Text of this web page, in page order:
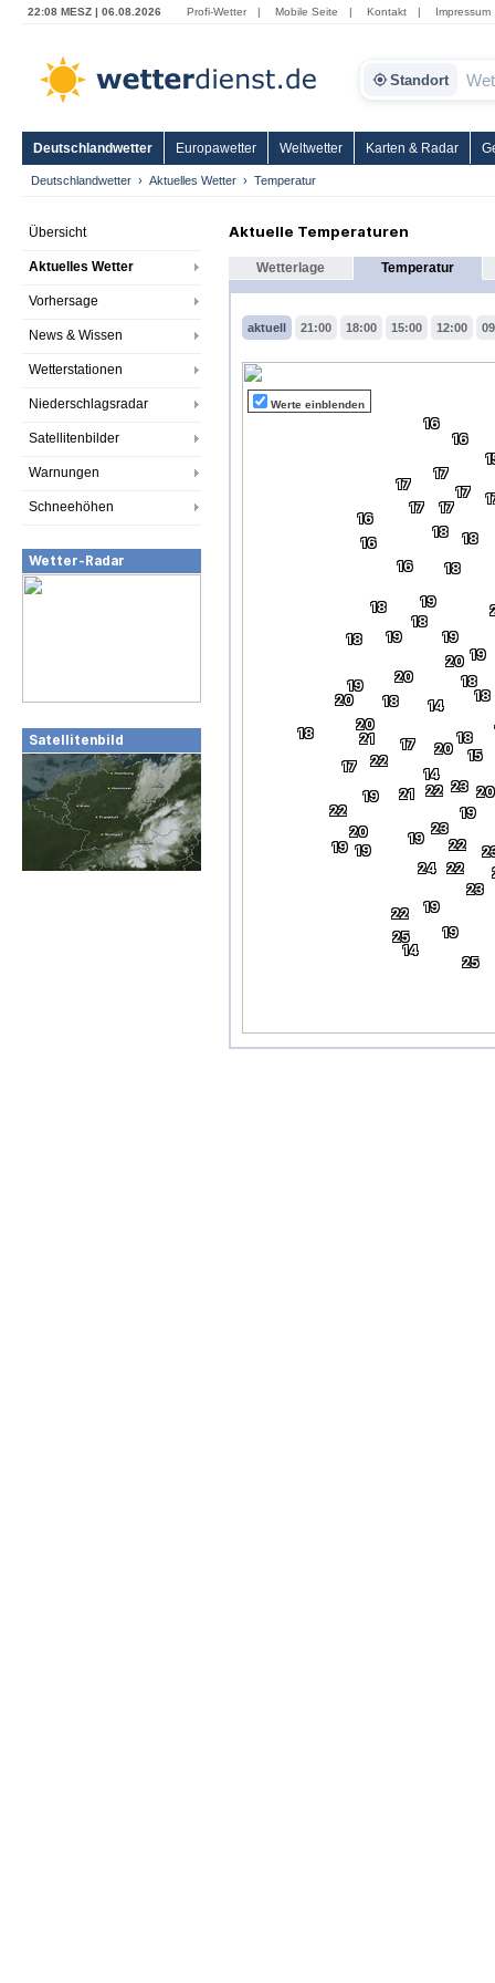
22:08 MESZ | 06.08.2026 Profi-Wetter | Mobile Seite | Kontakt | Impressum
Standort
Deutschlandwetter Europawetter Weltwetter Karten & Radar
Deutschlandwetter Aktuelles Wetter Temperatur
Übersicht
Aktuelles Wetter
Vorhersage
News & Wissen
Wetterstationen
Niederschlagsradar
Satellitenbilder
Warnungen
Schneehöhen
Wetter-Radar
Satellitenbild
Aktuelle Temperaturen
Wetterlage Temperatur
aktuell 21:00 18:00 15:00 12:00
Werte einblenden
18
18
22
18
19
21
18
18 18
17
19
20
17
16
19
14
22
25
19
16
21
20
19
17
15
14
14
19
20
25
22
16
17
18
20
16
18
19
23
17
19
22
19
18
20
16
17
23
24
19
19
17
18
23
20
22
22
18
19
20